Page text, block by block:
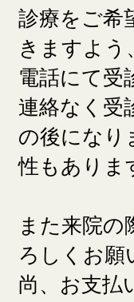
診療をご希
きますよ
電話にて受
連絡なく受
の後になり
性もありま
また来院の
ろしくお願
尚、お支払